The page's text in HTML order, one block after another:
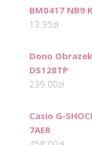
BM0417
13.95zł
Dono
DS128TP
239.00zł
Casio G-
7AER